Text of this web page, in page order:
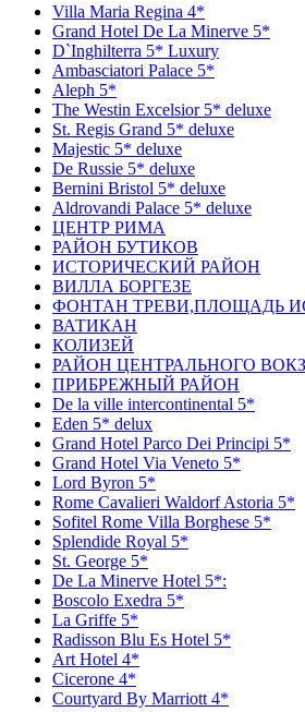
Villa Maria Regina 4*
Grand Hotel De La Minerve 5*
D`Inghilterra 5* Luxury
Ambasciatori Palace 5*
Aleph 5*
The Westin Excelsior 5* deluxe
St. Regis Grand 5* deluxe
Majestic 5* deluxe
De Russie 5* deluxe
Bernini Bristol 5* deluxe
Aldrovandi Palace 5* deluxe
ЦЕНТР РИМА
РАЙОН БУТИКОВ
ИСТОРИЧЕСКИЙ РАЙОН
ВИЛЛА БОРГЕЗЕ
ФОНТАН ТРЕВИ,ПЛОЩАДЬ
ВАТИКАН
КОЛИЗЕЙ
РАЙОН ЦЕНТРАЛЬНОГО
ПРИБРЕЖНЫЙ РАЙОН
De la ville intercontinental 5*
Eden 5* delux
Grand Hotel Parco Dei Principi 5*
Grand Hotel Via Veneto 5*
Lord Byron 5*
Rome Cavalieri Waldorf Astoria 5*
Sofitel Rome Villa Borghese 5*
Splendide Royal 5*
St. George 5*
De La Minerve Hotel 5*:
Boscolo Exedra 5*
La Griffe 5*
Radisson Blu Es Hotel 5*
Art Hotel 4*
Сicerone 4*
Сourtyard By Marriott 4*